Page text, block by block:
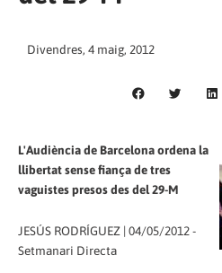
Divendres, 4 maig, 2012
L'Audiència de Barcelona ordena la
llibertat sense fiança de tres
vaguistes presos des del 29-M
JESÚS RODRÍGUEZ | 04/05/2012 -
Setmanari Directa